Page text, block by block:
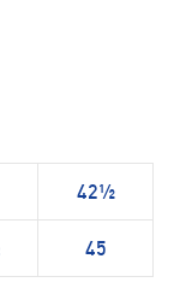
42½
45